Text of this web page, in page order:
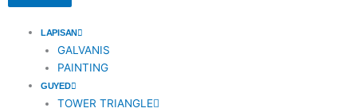
o
k
LAPISAN
GALVANIS
PAINTING
GUYED
TOWER TRIANGLE